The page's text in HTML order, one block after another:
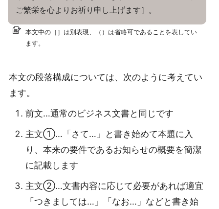
ご繁栄を心よりお祈り申し上げます］。
本文中の［］は別表現、（）は省略可であることを表してい
ます。
本文の段落構成については、次のように考えてい
ます。
前文…通常のビジネス文書と同じです
主文①…「さて…」と書き始めて本題に入
り、本来の要件であるお知らせの概要を簡潔
に記載します
主文②…文書内容に応じて必要があれば適宜
「つきましては…」「なお…」などと書き始